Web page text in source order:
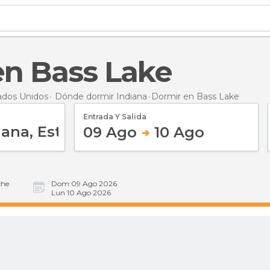
Bass Lake
Unidos Dónde dormir Indiana Dormir en Bass Lake
Entrada Y Salida
09 Ago 10 Ago
Dom 09 Ago 2026
Lun 10 Ago 2026